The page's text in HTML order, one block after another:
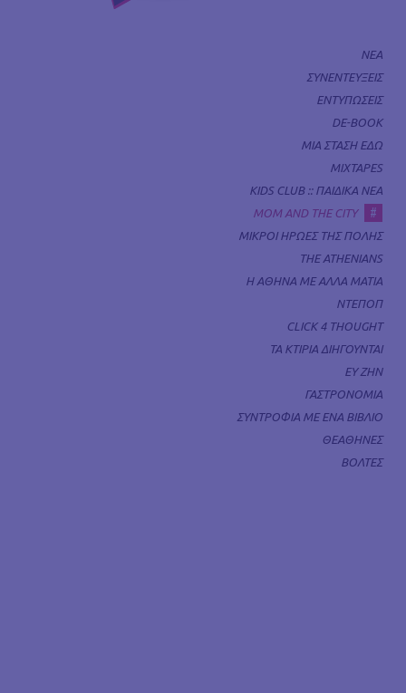
ΝΕΑ
ΣΥΝΕΝΤΕΥΞΕΙΣ
ΕΝΤΥΠΩΣΕΙΣ
DE-BOOK
ΜΙΑ ΣΤΑΣΗ ΕΔΩ
MIXTAPES
KIDS CLUB :: ΠΑΙΔΙΚΑ ΝΕΑ
MOM AND THE CITY
#
ΜΙΚΡΟΙ ΗΡΩΕΣ ΤΗΣ ΠΟΛΗΣ
THE ATHENIANS
Η ΑΘΗΝΑ ΜΕ ΑΛΛΑ ΜΑΤΙΑ
ΝΤΕΠΟΠ
CLICK 4 THOUGHT
ΤΑ ΚΤΙΡΙΑ ΔΙΗΓΟΥΝΤΑΙ
ΕΥ ΖΗΝ
ΓΑΣΤΡΟΝΟΜΙΑ
ΣΥΝΤΡΟΦΙΑ ΜΕ ΕΝΑ ΒΙΒΛΙΟ
ΘΕΑΘΗΝΕΣ
ΒΟΛΤΕΣ